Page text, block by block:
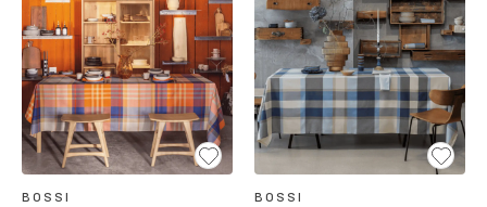
BOSSI BOSSI